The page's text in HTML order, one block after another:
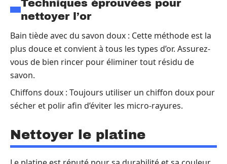
Techniques éprouvées pour
nettoyer l’or
Bain tiède avec du savon doux : Cette méthode est la
plus douce et convient à tous les types d’or. Assurez-
vous de bien rincer pour éliminer tout résidu de
savon.
Chiffons doux : Toujours utiliser un chiffon doux pour
sécher et polir afin d’éviter les micro-rayures.
Nettoyer le platine